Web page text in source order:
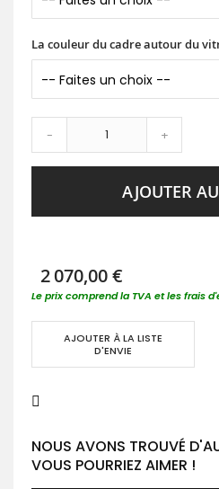
La couleur du cadre autour du
- +
AJOUTER
2 070,00 €
Le prix comprend la TVA et les frais
AJOUTER À LA LISTE
D'ENVIE
NOUS AVONS TROUVÉ
VOUS POURRIEZ AIMER !